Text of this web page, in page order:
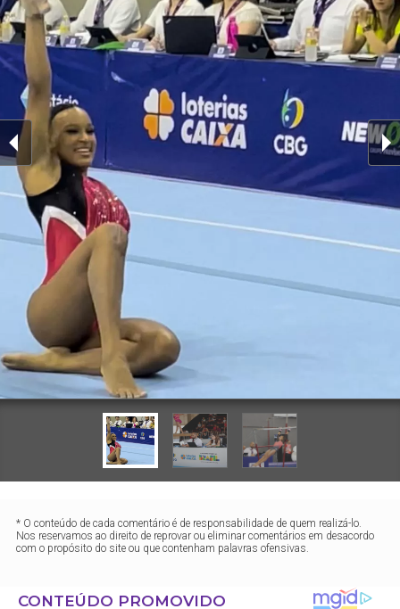
* O conteúdo de cada comentário é de responsabilidade de quem realizá-lo.
Nos reservamos ao direito de reprovar ou eliminar comentários em desacordo
com o propósito do site ou que contenham palavras ofensivas.